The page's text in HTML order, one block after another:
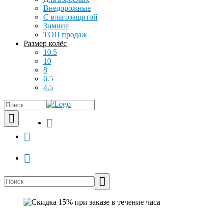
Внедорожные
С влагозащитой
Зимние
ТОП продаж
Размер колёс
10.5
10
8
6.5
4.5